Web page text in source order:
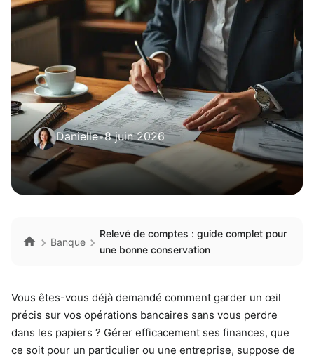
Danielle•8 juin 2026
Banque
Relevé de comptes : guide complet pour
une bonne conservation
Vous êtes-vous déjà demandé comment garder un œil
précis sur vos opérations bancaires sans vous perdre
dans les papiers ? Gérer efficacement ses finances, que
ce soit pour un particulier ou une entreprise, suppose de